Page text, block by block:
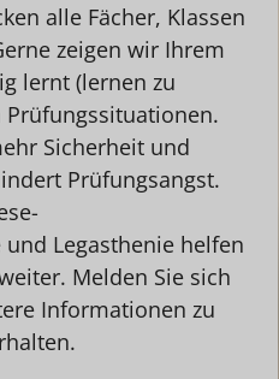
alle Fächer, Klassen
zeigen wir Ihrem
lernt (lernen zu
Sicherheit und
Prüfungsangst.
Legasthenie helfen
Melden Sie sich
Informationen zu